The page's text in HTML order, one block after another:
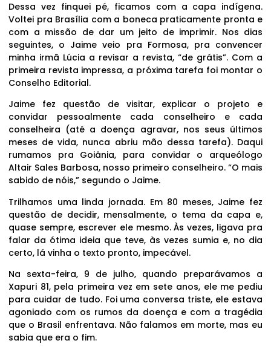
Dessa vez finquei pé, ficamos com a capa indígena.
Voltei pra Brasília com a boneca praticamente pronta e
com a missão de dar um jeito de imprimir. Nos dias
seguintes, o Jaime veio pra Formosa, pra convencer
minha irmã Lúcia a revisar a revista, “de grátis”. Com a
primeira revista impressa, a próxima tarefa foi montar o
Conselho Editorial.
Jaime fez questão de visitar, explicar o projeto e
convidar pessoalmente cada conselheiro e cada
conselheira (até a doença agravar, nos seus últimos
meses de vida, nunca abriu mão dessa tarefa). Daqui
rumamos pra Goiânia, para convidar o arqueólogo
Altair Sales Barbosa, nosso primeiro conselheiro. “O mais
sabido de nóis,” segundo o Jaime.
Trilhamos uma linda jornada. Em 80 meses, Jaime fez
questão de decidir, mensalmente, o tema da capa e,
quase sempre, escrever ele mesmo. Às vezes, ligava pra
falar da ótima ideia que teve, às vezes sumia e, no dia
certo, lá vinha o texto pronto, impecável.
Na sexta-feira, 9 de julho, quando preparávamos a
Xapuri 81, pela primeira vez em sete anos, ele me pediu
para cuidar de tudo. Foi uma conversa triste, ele estava
agoniado com os rumos da doença e com a tragédia
que o Brasil enfrentava. Não falamos em morte, mas eu
sabia que era o fim.